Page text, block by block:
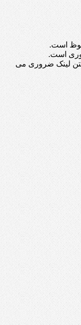
است.
لینک ضروری می